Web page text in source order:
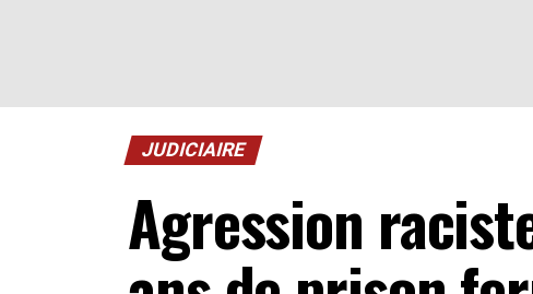
JUDICIAIRE
Agression